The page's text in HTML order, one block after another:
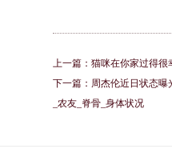
上一篇： 猫咪在你家过得很
下一篇： 周杰伦近日状态曝
_农友_脊骨_身体状况